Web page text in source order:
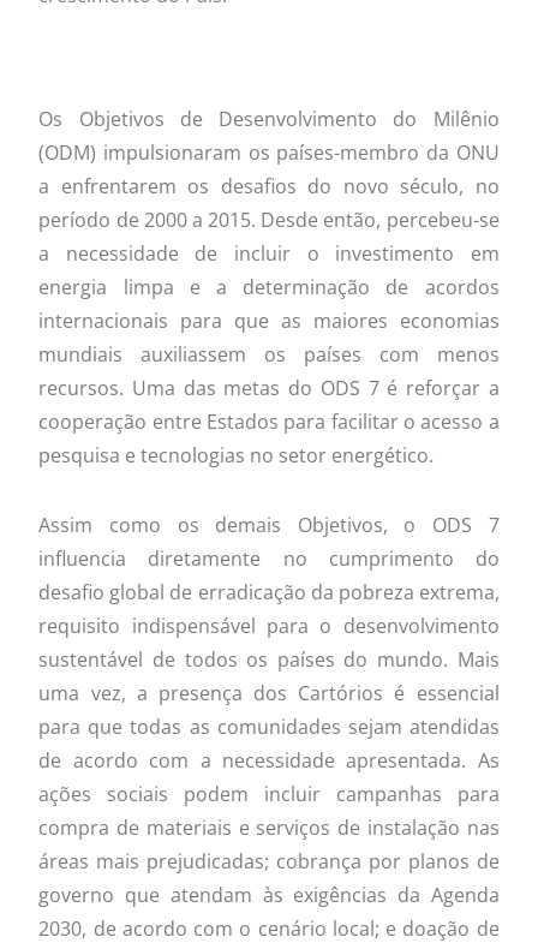
Os Objetivos de Desenvolvimento do Milênio
(ODM) impulsionaram os países-membro da ONU
a enfrentarem os desafios do novo século, no
período de 2000 a 2015. Desde então, percebeu-se
a necessidade de incluir o investimento em
energia limpa e a determinação de acordos
internacionais para que as maiores economias
mundiais auxiliassem os países com menos
recursos. Uma das metas do ODS 7 é reforçar a
cooperação entre Estados para facilitar o acesso a
pesquisa e tecnologias no setor energético.
Assim como os demais Objetivos, o ODS 7
influencia diretamente no cumprimento do
desafio global de erradicação da pobreza extrema,
requisito indispensável para o desenvolvimento
sustentável de todos os países do mundo. Mais
uma vez, a presença dos Cartórios é essencial
para que todas as comunidades sejam atendidas
de acordo com a necessidade apresentada. As
ações sociais podem incluir campanhas para
compra de materiais e serviços de instalação nas
áreas mais prejudicadas; cobrança por planos de
governo que atendam às exigências da Agenda
2030, de acordo com o cenário local; e doação de